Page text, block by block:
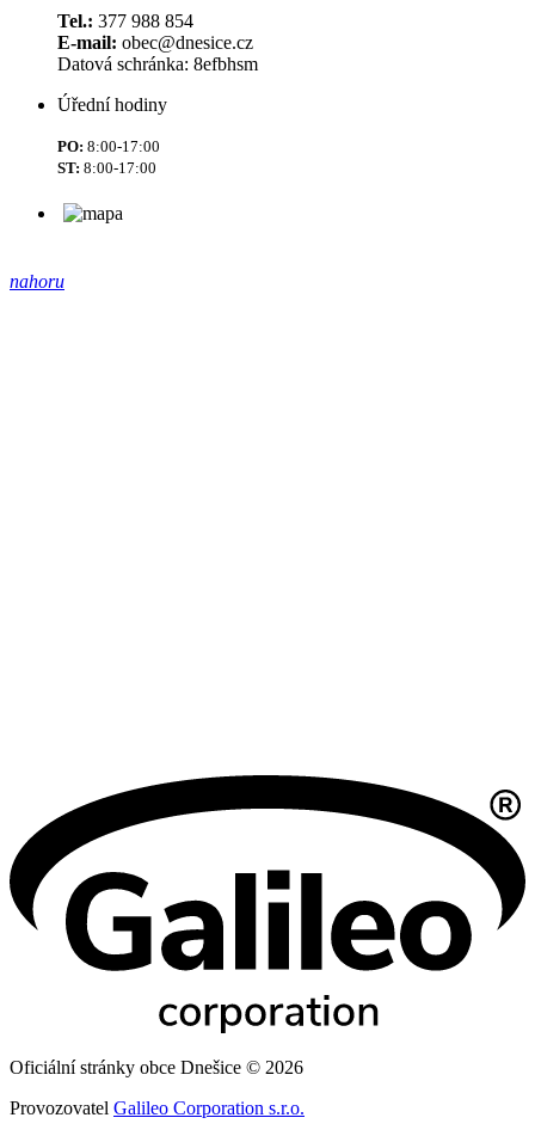
Tel.: 377 988 854
E-mail: obec@dnesice.cz
Datová schránka: 8efbhsm
Úřední hodiny
PO: 8:00-17:00
ST: 8:00-17:00
nahoru
Oficiální stránky obce Dnešice © 2026
Provozovatel Galileo Corporation s.r.o.